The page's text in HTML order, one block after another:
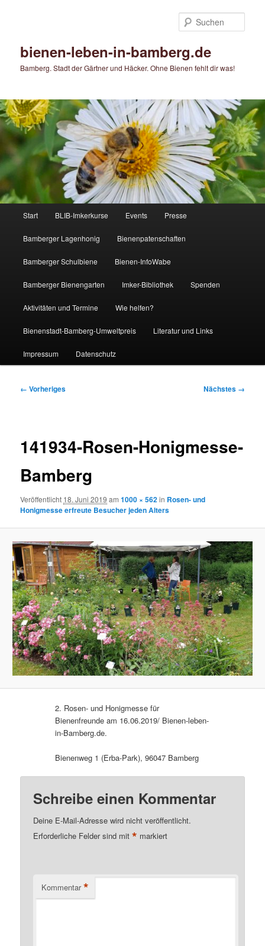
bienen-leben-in-bamberg.de
Bamberg. Stadt der Gärtner und Häcker. Ohne Bienen fehlt dir was!
Start BLIB-Imkerkurse Events Presse
Bamberger Lagenhonig Bienenpatenschaften
Bamberger Schulbiene Bienen-InfoWabe
Bamberger Bienengarten Imker-Bibliothek Spenden
Aktivitäten und Termine Wie helfen?
Bienenstadt-Bamberg-Umweltpreis Literatur und Links
Impressum Datenschutz
Bilder-
← Vorheriges Nächstes →
141934-Rosen-Honigmesse-
Bamberg
Veröffentlicht 18. Juni 2019 am1000 × 562in Rosen- und
Honigmesse erfreute Besucher jeden Alters
2. Rosen- und Honigmesse für
Bienenfreunde am 16.06.2019/ Bienen-leben-
in-Bamberg.de.
Bienenweg 1 (Erba-Park), 96047 Bamberg
Schreibe einen Kommentar
Deine E-Mail-Adresse wird nicht veröffentlicht.
Erforderliche Felder sind mit* markiert
Kommentar *